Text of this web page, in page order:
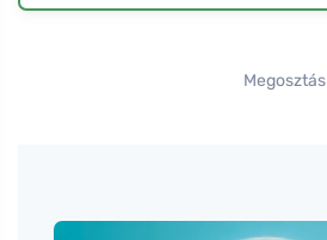
Megosztás